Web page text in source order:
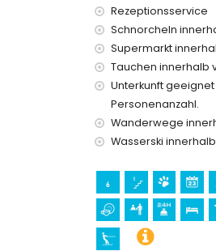
Private
Flughafentransfer
Zusatzbett und
Unterhaltungs- und
Diskothek, Bar,
Kino und Theater
Sehenswürdigkeiten
Museum (Histórico
Gebäude
Unterkunft)
Ruine (Molinos del
Burg (Portal de la
Rezeptionsservice
Schnorcheln
Supermarkt
Tauchen innerhalb
Unterkunft
Personenanzahl.
Wanderwege
Wasserski